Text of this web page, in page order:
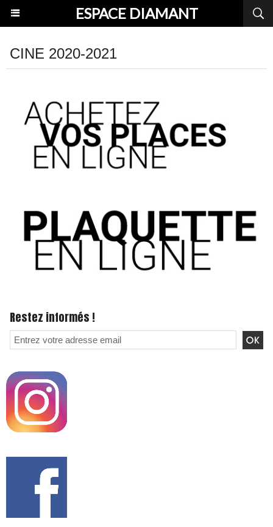
ESPACE DIAMANT
CINE 2020-2021
Restez informés !